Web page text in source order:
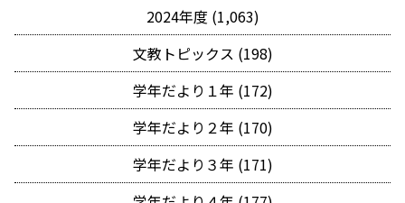
2024年度 (1,063)
文教トピックス (198)
学年だより１年 (172)
学年だより２年 (170)
学年だより３年 (171)